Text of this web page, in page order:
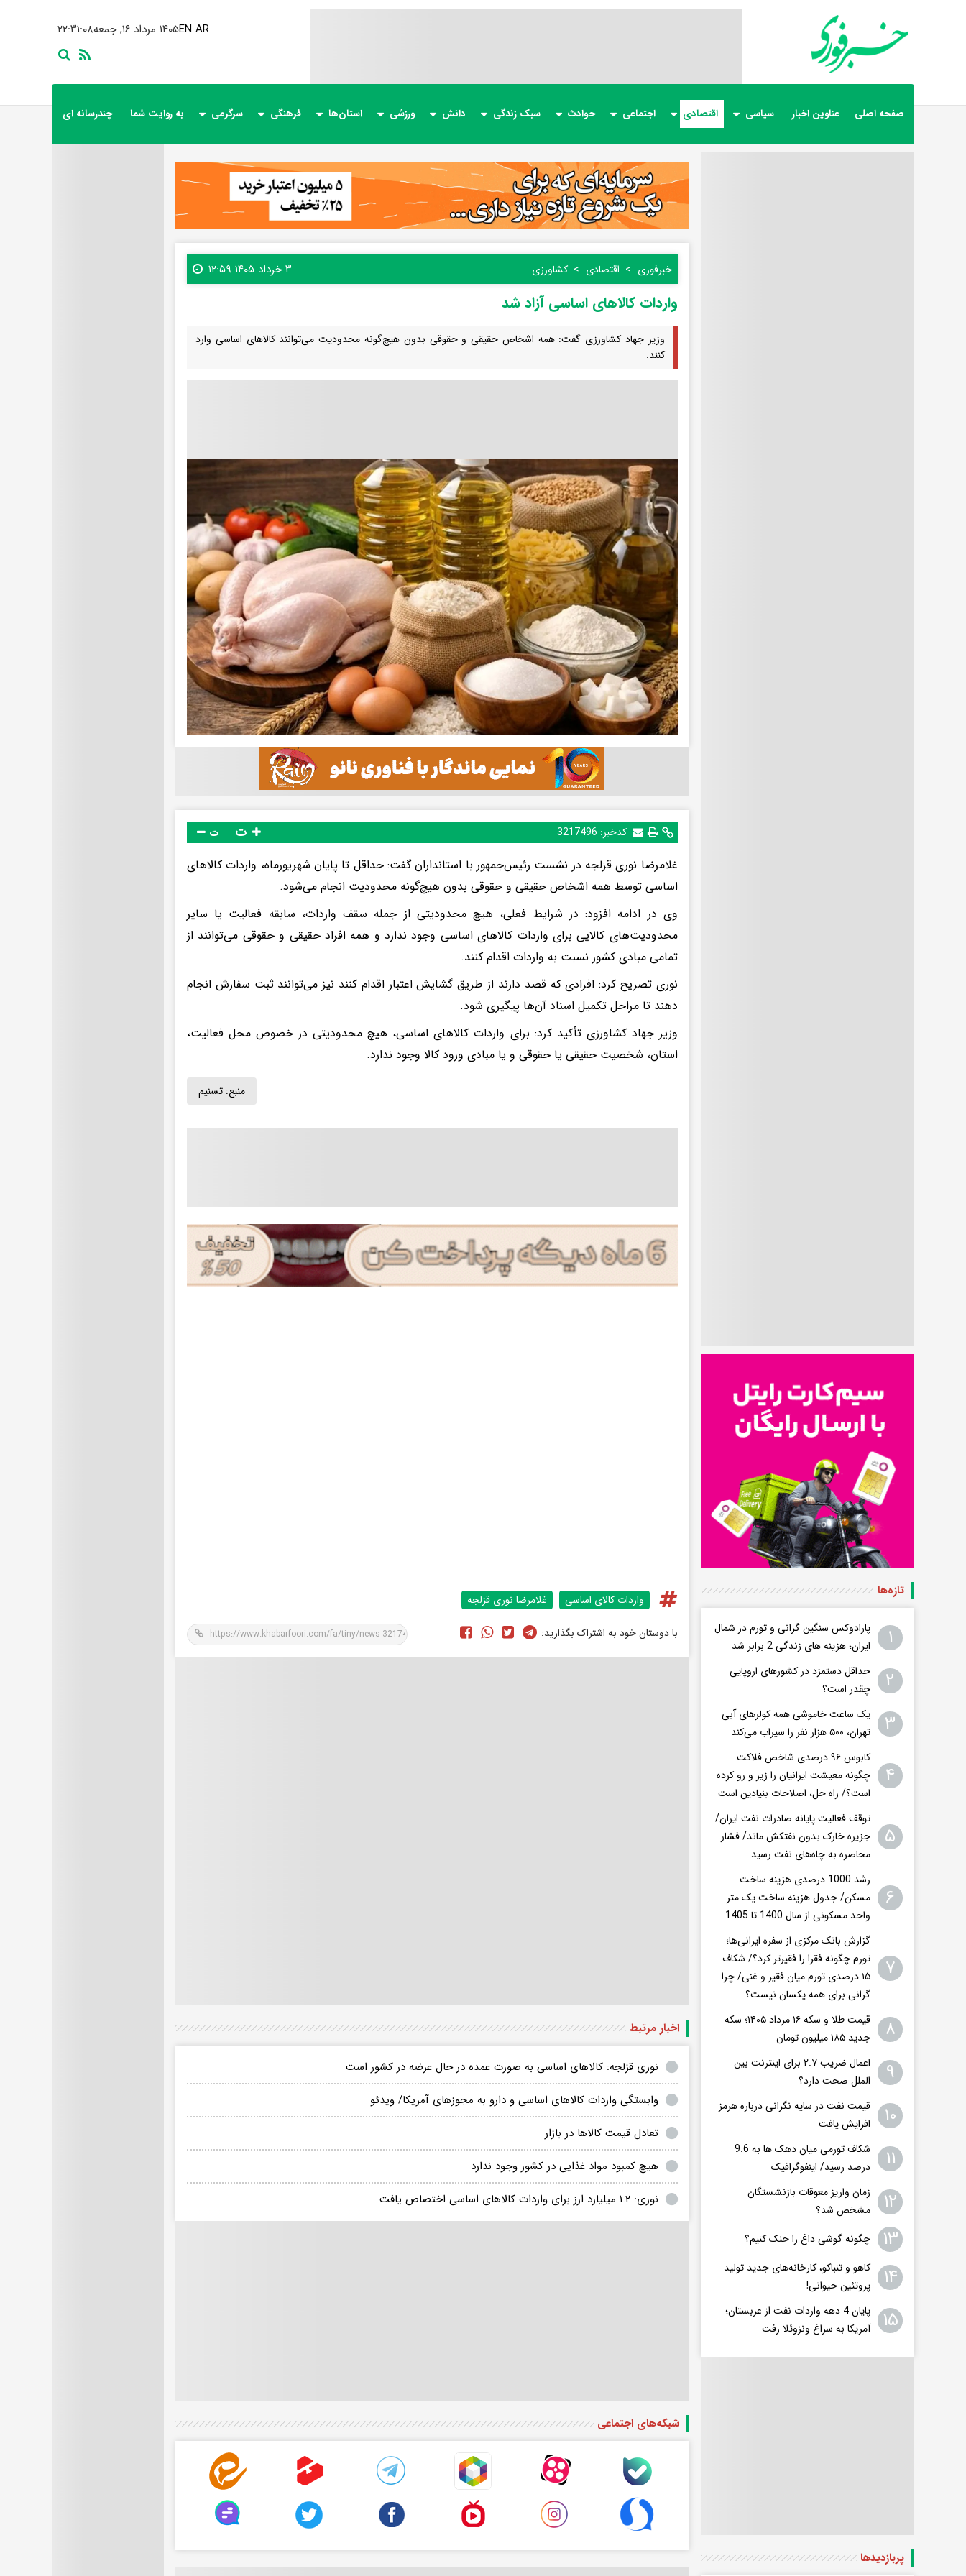
۲۲:۳۱:۱۰ ۱۴۰۵ مرداد ۱۶, جمعهEN AR
صفحه اصلی عناوین اخبار سیاسی اقتصادی اجتماعی حوادث سبک زندگی دانش ورزشی استان‌ها فرهنگی سرگرمی به روایت شما چندرسانه ای
خبرفوری اقتصادی کشاورزی ۳ خرداد ۱۴۰۵ ۱۲:۵۹
واردات کالاهای اساسی آزاد شد
وزیر جهاد کشاورزی گفت: همه اشخاص حقیقی و حقوقی بدون هیچ‌گونه محدودیت می‌توانند کالاهای اساسی وارد
کنند.
کدخبر: 3217496 ت
غلامرضا نوری قزلجه در نشست رئیس‌جمهور با استانداران گفت: حداقل تا پایان شهریورماه، واردات کالاهای
اساسی توسط همه اشخاص حقیقی و حقوقی بدون هیچ‌گونه محدودیت انجام می‌شود.
وی در ادامه افزود: در شرایط فعلی، هیچ محدودیتی از جمله سقف واردات، سابقه فعالیت یا سایر
محدودیت‌های کالایی برای واردات کالاهای اساسی وجود ندارد و همه افراد حقیقی و حقوقی می‌توانند از
تمامی مبادی کشور نسبت به واردات اقدام کنند.
نوری تصریح کرد: افرادی که قصد دارند از طریق گشایش اعتبار اقدام کنند نیز می‌توانند ثبت سفارش انجام
دهند تا مراحل تکمیل اسناد آن‌ها پیگیری شود.
وزیر جهاد کشاورزی تأکید کرد: برای واردات کالاهای اساسی، هیچ محدودیتی در خصوص محل فعالیت،
استان، شخصیت حقیقی یا حقوقی و یا مبادی ورود کالا وجود ندارد.
منبع: تسنیم
واردات کالای اساسی غلامرضا نوری قزلجه
با دوستان خود به اشتراک بگذارید:
اخبار مرتبط
نوری قزلجه: کالاهای اساسی به صورت عمده در حال عرضه در کشور است
وابستگی واردات کالاهای اساسی و دارو به مجوزهای آمریکا/ ویدئو
تعادل قیمت کالاها در بازار
هیچ کمبود مواد غذایی در کشور وجود ندارد
نوری: ۱.۲ میلیارد ارز برای واردات کالاهای اساسی اختصاص یافت
شبکه‌های اجتماعی
تازه‌ها
۱
پارادوکس سنگین گرانی و تورم در شمال
ایران؛ هزینه های زندگی 2 برابر ‌شد
۲
حداقل دستمزد در کشورهای اروپایی
چقدر است؟
۳
یک ساعت خاموشی همه کولرهای آبی
تهران، ۵۰۰ هزار نفر را سیراب می‌کند
۴
کابوس ۹۶ درصدی شاخص فلاکت
چگونه معیشت ایرانیان را زیر و رو کرده
است؟/ راه حل، اصلاحات بنیادین است
۵
توقف فعالیت پایانه صادرات نفت ایران/
جزیره خارک بدون نفتکش ماند/ فشار
محاصره به چاه‌های نفت رسید
۶
رشد 1000 درصدی هزینه ساخت
مسکن/ جدول هزینه ساخت یک متر
واحد مسکونی از سال 1400 تا 1405
۷
گزارش بانک مرکزی از سفره ایرانی‌ها؛
تورم چگونه فقرا را فقیرتر کرد؟/ شکاف
۱۵ درصدی تورم میان فقیر و غنی/ چرا
گرانی برای همه یکسان نیست؟
۸
قیمت طلا و سکه ۱۶ مرداد ۱۴۰۵؛ سکه
جدید ١٨۵ میلیون تومان
۹
اعمال ضریب ۲.۷ برای اینترنت بین
الملل صحت دارد؟
۱۰
قیمت نفت در سایه نگرانی درباره هرمز
افزایش یافت
۱۱
شکاف تورمی میان دهک ها به 9.6
درصد رسید/ اینفوگرافیک
۱۲
زمان واریز معوقات بازنشستگان
مشخص شد؟
۱۳ چگونه گوشی داغ را حنک کنیم؟
۱۴
کاهو و تنباکو، کارخانه‌های جدید تولید
پروتئین حیوانی!
۱۵
پایان 4 دهه واردات نفت از عربستان؛
آمریکا به سراغ ونزوئلا رفت
پربازدید‌ها